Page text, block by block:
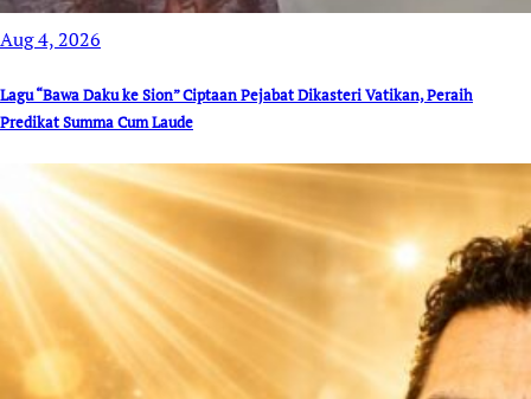
Aug 4, 2026
Lagu “Bawa Daku ke Sion” Ciptaan Pejabat Dikasteri Vatikan, Peraih
Predikat Summa Cum Laude